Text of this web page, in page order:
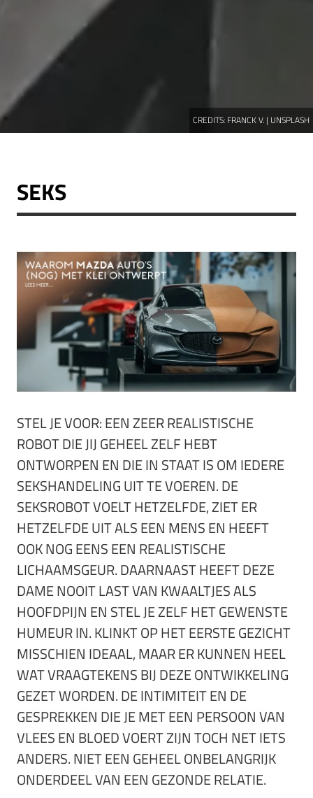
CREDITS: FRANCK V. | UNSPLASH
SEKS
STEL JE VOOR: EEN ZEER REALISTISCHE
ROBOT DIE JIJ GEHEEL ZELF HEBT
ONTWORPEN EN DIE IN STAAT IS OM IEDERE
SEKSHANDELING UIT TE VOEREN. DE
SEKSROBOT VOELT HETZELFDE, ZIET ER
HETZELFDE UIT ALS EEN MENS EN HEEFT
OOK NOG EENS EEN REALISTISCHE
LICHAAMSGEUR. DAARNAAST HEEFT DEZE
DAME NOOIT LAST VAN KWAALTJES ALS
HOOFDPIJN EN STEL JE ZELF HET GEWENSTE
HUMEUR IN. KLINKT OP HET EERSTE GEZICHT
MISSCHIEN IDEAAL, MAAR ER KUNNEN HEEL
WAT VRAAGTEKENS BIJ DEZE ONTWIKKELING
GEZET WORDEN. DE INTIMITEIT EN DE
GESPREKKEN DIE JE MET EEN PERSOON VAN
VLEES EN BLOED VOERT ZIJN TOCH NET IETS
ANDERS. NIET EEN GEHEEL ONBELANGRIJK
ONDERDEEL VAN EEN GEZONDE RELATIE.